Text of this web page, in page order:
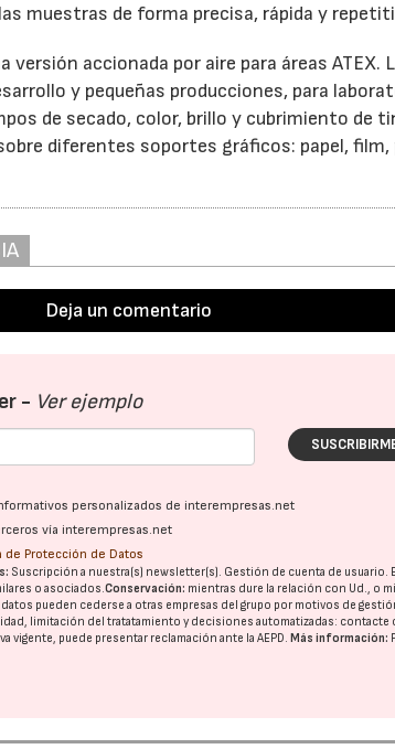
muestras de forma precisa, rápida y
accionada por aire para áreas ATEX.
y pequeñas producciones, para
de secado, color, brillo y cubrimiento de
diferentes soportes gráficos: papel, film,
Deja un comentario
- Ver ejemplo
personalizados de interempresas.net
vía interempresas.net
de Protección de Datos
Suscripción a nuestra(s) newsletter(s). Gestión de cuenta de usuario.
o asociados.Conservación: mientras dure la relación con Ud., o
datos pueden cederse a otras empresas del grupo por motivos de
limitación del tratatamiento y decisiones automatizadas: contacte
vigente, puede presentar reclamación ante laAEPD.Más información: